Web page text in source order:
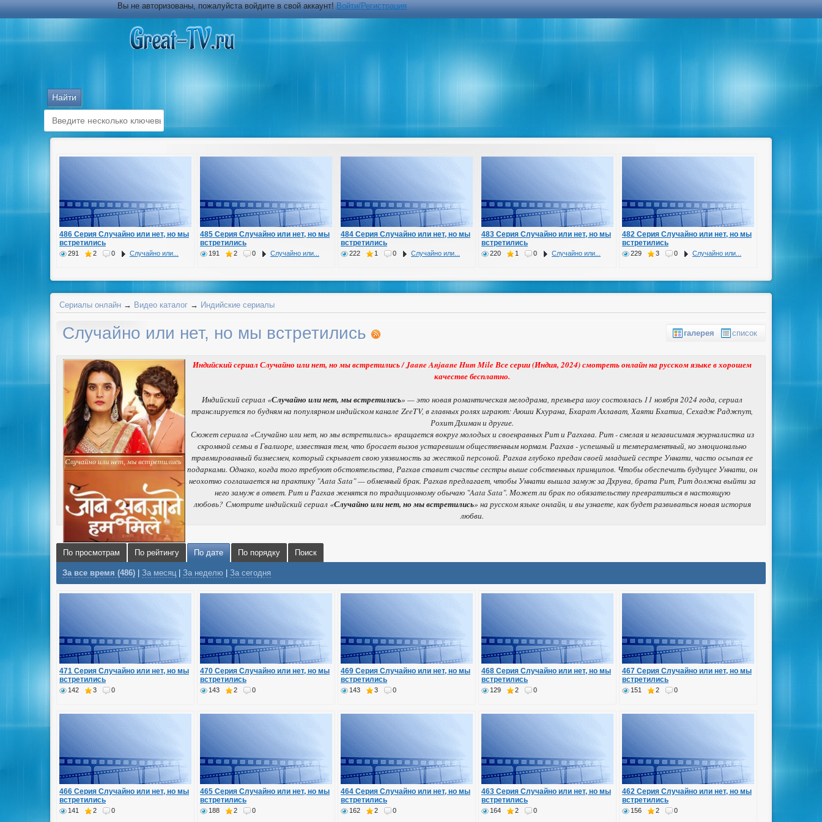
Вы не авторизованы, пожалуйста войдите в свой аккаунт!Войти/Регистрация
486 Серия Случайно или нет, но мы
встретились
291 2 0 Случайно или...
485 Серия Случайно или нет, но мы
встретились
191 2 0 Случайно или...
484 Серия Случайно или нет, но мы
встретились
222 1 0 Случайно или...
483 Серия Случайно или нет, но мы
встретились
220 1 0 Случайно или...
482 Серия Случайно или нет, но мы
встретились
229 3 0 Случайно или...
Сериалы онлайн → Видео каталог → Индийские сериалы
галерея список
Случайно или нет, но мы встретились
Индийский сериал Случайно или нет, но мы встретились / Jaane Anjaane Hum Mile Все серии (Индия, 2024) смотреть онлайн на русском языке в хорошем
качестве бесплатно.
Индийский сериал «Случайно или нет, мы встретились» — это новая романтическая мелодрама, премьера шоу состоялась 11 ноября 2024 года, сериал
транслируется по будням на популярном индийском канале ZeeTV, в главных ролях играют: Аюши Кхурана, Бхарат Ахлават, Хаяти Бхатиа, Сехадж Раджпут,
Рохит Дхиман и другие.
Сюжет сериала «Случайно или нет, но мы встретились» вращается вокруг молодых и своенравных Рит и Рагхава. Рит - смелая и независимая журналистка из
скромной семьи в Гвалиоре, известная тем, что бросает вызов устаревшим общественным нормам. Рагхав - успешный и темпераментный, но эмоционально
травмированный бизнесмен, который скрывает свою уязвимость за жесткой персоной. Рагхав глубоко предан своей младшей сестре Уннати, часто осыпая ее
подарками. Однако, когда того требуют обстоятельства, Рагхав ставит счастье сестры выше собственных принципов. Чтобы обеспечить будущее Уннати, он
неохотно соглашается на практику "Aata Sata" — обменный брак. Рагхав предлагает, чтобы Уннати вышла замуж за Дхрува, брата Рит, Рит должна выйти за
него замуж в ответ. Рит и Рагхав женятся по традиционному обычаю "Aata Sata". Может ли брак по обязательству превратиться в настоящую
любовь? Смотрите индийский сериал «Случайно или нет, но мы встретились» на русском языке онлайн, и вы узнаете, как будет развиваться новая история
любви.
По просмотрам По рейтингу По дате По порядку Поиск
За все время (486) За месяц За неделю За сегодня
471 Серия Случайно или нет, но мы
встретились
142 3 0
470 Серия Случайно или нет, но мы
встретились
143 2 0
469 Серия Случайно или нет, но мы
встретились
143 3 0
468 Серия Случайно или нет, но мы
встретились
129 2 0
467 Серия Случайно или нет, но мы
встретились
151 2 0
466 Серия Случайно или нет, но мы
встретились
141 2 0
465 Серия Случайно или нет, но мы
встретились
188 2 0
464 Серия Случайно или нет, но мы
встретились
162 2 0
463 Серия Случайно или нет, но мы
встретились
164 2 0
462 Серия Случайно или нет, но мы
встретились
156 2 0